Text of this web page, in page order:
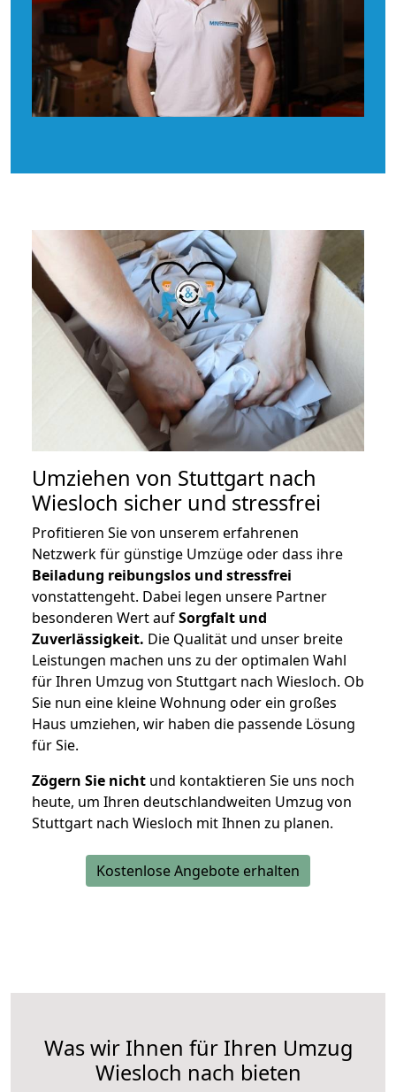
Umziehen von Stuttgart nach
Wiesloch sicher und stressfrei
Profitieren Sie von unserem erfahrenen
Netzwerk für günstige Umzüge oder dass ihre
Beiladung reibungslos und stressfrei
vonstattengeht. Dabei legen unsere Partner
besonderen Wert aufSorgfalt und
Zuverlässigkeit. Die Qualität und unser breite
Leistungen machen uns zu der optimalen Wahl
für Ihren Umzug von Stuttgart nach Wiesloch. Ob
Sie nun eine kleine Wohnung oder ein großes
Haus umziehen, wir haben die passende Lösung
für Sie.
Zögern Sie nicht und kontaktieren Sie uns noch
heute, um Ihren deutschlandweiten Umzug von
Stuttgart nach Wiesloch mit Ihnen zu planen.
Kostenlose Angebote erhalten
Was wir Ihnen für Ihren Umzug
Wiesloch nach bieten